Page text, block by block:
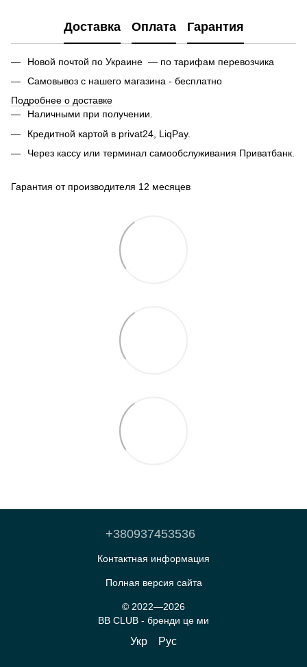
Доставка Оплата Гарантия
Новой почтой по Украине — по тарифам перевозчика
Самовывоз с нашего магазина - бесплатно
Подробнее о доставке
Наличными при получении.
Кредитной картой в privat24, LiqPay.
Через кассу или терминал самообслуживания Приватбанк.
Гарантия от производителя 12 месяцев
+380937453536
Контактная информация
Полная версия сайта
© 2022—2026
BB CLUB - бренди це ми
Укр Рус